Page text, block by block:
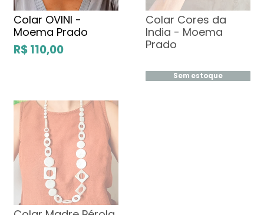
Colar OVINI -
Moema Prado
R$ 110,00
Colar Cores da
India - Moema
Prado
Sem estoque